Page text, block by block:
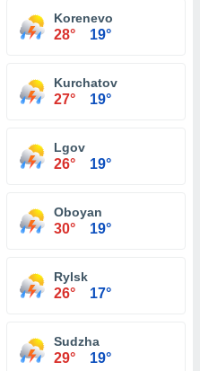
Korenevo
28° 19°
Kurchatov
27° 19°
Lgov
26° 19°
Oboyan
30° 19°
Rylsk
26° 17°
Sudzha
29° 19°